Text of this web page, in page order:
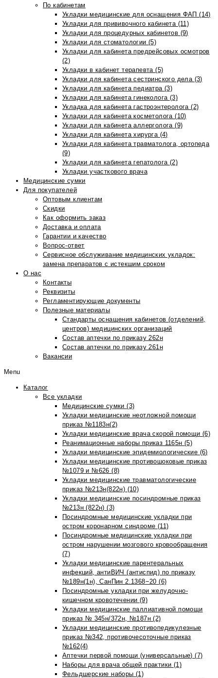
По кабинетам
Укладки медицинские для оснащения ФАП (14)
Укладки для прививочного кабинета (11)
Укладки для процедурных кабинетов (9)
Укладки для стоматологии (5)
Укладки для кабинета предрейсовых осмотров
(2)
Укладки в кабинет терапевта (5)
Укладки для кабинета сестринского дела (3)
Укладки для кабинета педиатра (3)
Укладки для кабинета гинеколога (3)
Укладка для кабинета гастроэнтеролога (2)
Укладки для кабинета косметолога (10)
Укладки для кабинета аллерголога (9)
Укладки для кабинета хирурга (4)
Укладки для кабинета травматолога, ортопеда
(9)
Укладки для кабинета гепатолога (2)
Укладки участкового врача
Медицинские сумки
Для покупателей
Оптовым клиентам
Скидки
Как оформить заказ
Доставка и оплата
Гарантии и качество
Вопрос-ответ
Сервисное обслуживание медицинских укладок:
замена препаратов с истекшим сроком
О нас
Контакты
Реквизиты
Регламентирующие документы
Полезные материалы
Стандарты оснащения кабинетов (отделений,
центров) медицинских организаций
Состав аптечки по приказу 262н
Состав аптечки по приказу 261н
Вакансии
Menu
Каталог
Все укладки
Медицинские сумки (3)
Укладки медицинские неотложной помощи
приказ №1183н(2)
Укладки медицинские врача скорой помощи (6)
Реанимационные наборы приказ 1165н (5)
Укладки медицинские эпидемиологические (6)
Укладки медицинские противошоковые приказ
№1079 и №626 (8)
Укладки медицинские травматологические
приказ №213н(822н) (10)
Укладки медицинские посиндромные приказ
№213н (822н) (3)
Посиндромные медицинские укладки при
остром коронарном синдроме (11)
Посиндромные медицинские укладки при
остром нарушении мозгового кровообращения
(7)
Укладки медицинские парентеральных
инфекций, антиВИЧ (антиспид) по приказу
№189н(1н), СанПин 2.1368−20 (6)
Посиндромные укладки при желудочно-
кишечном кровотечении (9)
Укладки медицинские паллиативной помощи
приказ № 345н/372н, №187н (2)
Укладки медицинские противопедикулезные
приказ №342, противочесоточные приказ
№162(4)
Аптечки первой помощи (универсальные) (7)
Наборы для врача общей практики (1)
Фельдшерские наборы (1)